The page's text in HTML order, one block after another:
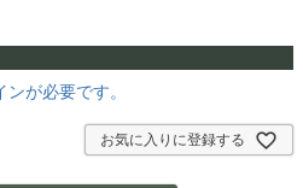
が必要です。
お気に入りに登録する